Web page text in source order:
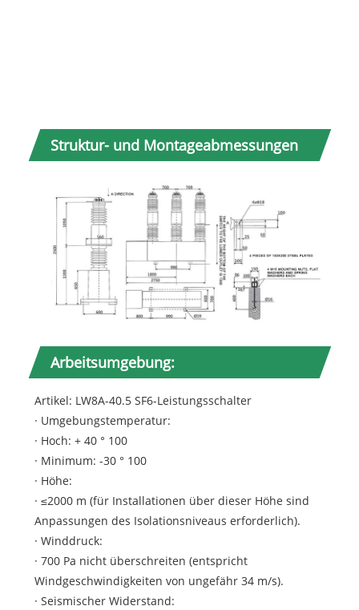
Struktur- und Montageabmessungen
Arbeitsumgebung:
Artikel: LW8A-40.5 SF6-Leistungsschalter
· Umgebungstemperatur:
· Hoch: + 40 ° 100
· Minimum: -30 ° 100
· Höhe:
· ≤2000 m (für Installationen über dieser Höhe sind
Anpassungen des Isolationsniveaus erforderlich).
· Winddruck:
· 700 Pa nicht überschreiten (entspricht
Windgeschwindigkeiten von ungefähr 34 m/s).
· Seismischer Widerstand: